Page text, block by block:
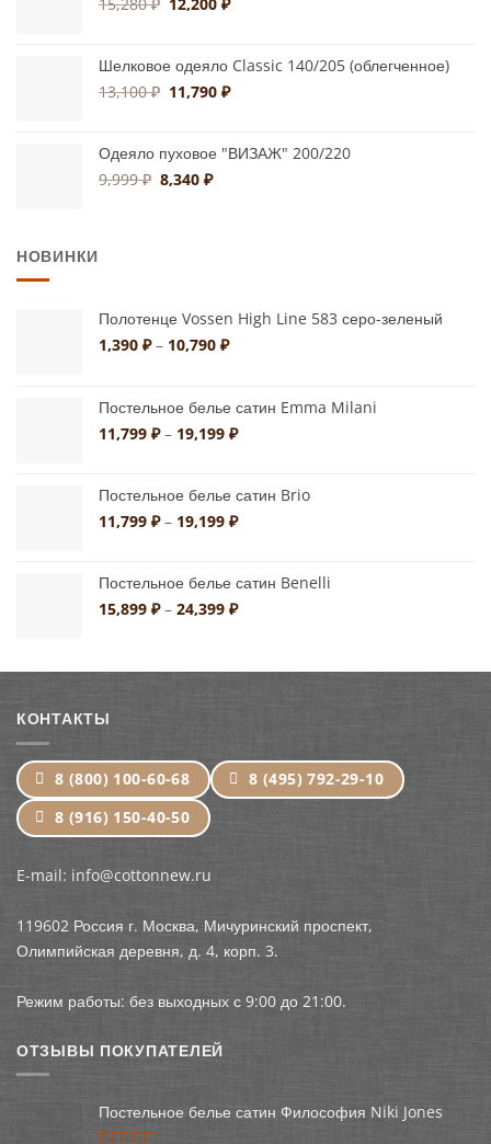
15,280 ₽.
Шелковое одеяло Classic 140/205 (облегченное)
13,100₽ Первоначальная
13,100 ₽.
11,790₽Текущая
Одеяло пуховое "ВИЗАЖ" 200/220
9,999₽ Первоначальная
8,340₽Текущая
НОВИНКИ
Полотенце Vossen High Line 583 серо-зеленый
1,390 ₽ – 10,790 ₽Диапазон
–
10,790 ₽
Постельное белье сатин Emma Milani
11,799 ₽ – 19,199 ₽Диапазон
–
19,199 ₽
Постельное белье сатин Brio
11,799 ₽ – 19,199 ₽Диапазон
–
19,199 ₽
Постельное белье сатин Benelli
15,899 ₽ – 24,399 ₽Диапазон
–
КОНТАКТЫ
8 (800) 100-60-68
8 (495) 792-29-10
8 (916) 150-40-50
E-mail: info@cottonnew.ru
119602 Россия г. Москва, Мичуринский проспект,
Олимпийская деревня, д. 4, корп. 3.
Режим работы: без выходных с 9:00 до 21:00.
ОТЗЫВЫ ПОКУПАТЕЛЕЙ
Постельное белье сатин Философия Niki Jones